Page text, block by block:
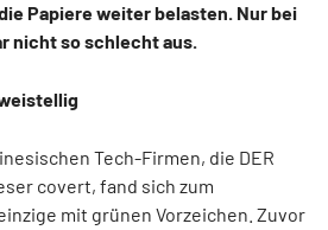
Papiere weiter belasten. Nur bei
nicht so schlecht aus.
Tech-Firmen, die DER
covert, fand sich zum
mit grünen Vorzeichen. Zuvor